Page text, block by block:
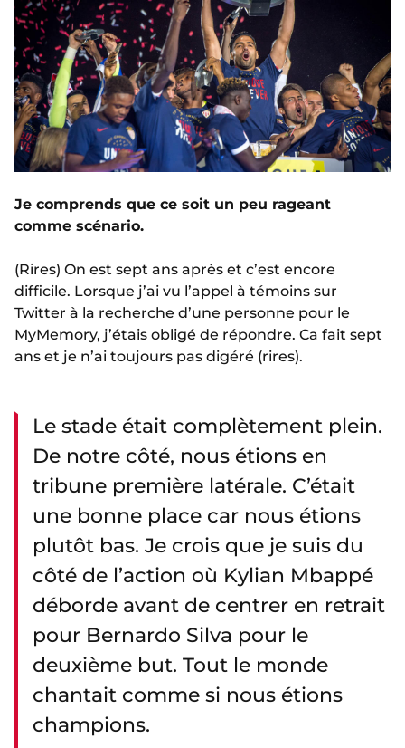
Je comprends que ce soit un peu rageant
comme scénario.
(Rires) On est sept ans après et c’est encore
difficile. Lorsque j’ai vu l’appel à témoins sur
Twitter à la recherche d’une personne pour le
MyMemory, j’étais obligé de répondre. Ca fait sept
ans et je n’ai toujours pas digéré (rires).
Le stade était complètement plein.
De notre côté, nous étions en
tribune première latérale. C’était
une bonne place car nous étions
plutôt bas. Je crois que je suis du
côté de l’action où Kylian Mbappé
déborde avant de centrer en retrait
pour Bernardo Silva pour le
deuxième but. Tout le monde
chantait comme si nous étions
champions.